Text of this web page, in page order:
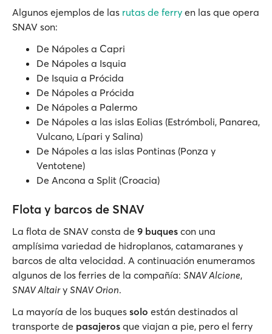
Algunos ejemplos de las rutas de ferry en las que opera
SNAV son:
De Nápoles a Capri
De Nápoles a Isquia
De Isquia a Prócida
De Nápoles a Prócida
De Nápoles a Palermo
De Nápoles a las islas Eolias (Estrómboli, Panarea,
Vulcano, Lípari y Salina)
De Nápoles a las islas Pontinas (Ponza y
Ventotene)
De Ancona a Split (Croacia)
Flota y barcos de SNAV
La flota de SNAV consta de 9 buques con una
amplísima variedad de hidroplanos, catamaranes y
barcos de alta velocidad. A continuación enumeramos
algunos de los ferries de la compañía: SNAV Alcione,
SNAV Altairy SNAV Orion.
La mayoría de los buques solo están destinados al
transporte de pasajeros que viajan a pie, pero el ferry